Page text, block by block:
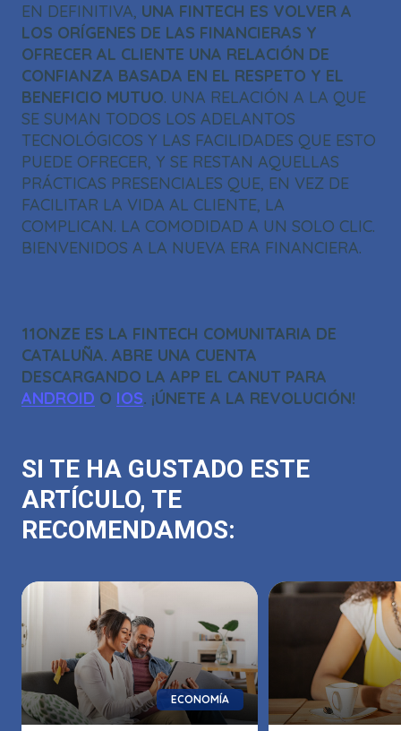
EN DEFINITIVA, UNA FINTECH ES VOLVER A
LOS ORÍGENES DE LAS FINANCIERAS Y
OFRECER AL CLIENTE UNA RELACIÓN DE
CONFIANZA BASADA EN EL RESPETO Y EL
BENEFICIO MUTUO. UNA RELACIÓN A LA QUE
SE SUMAN TODOS LOS ADELANTOS
TECNOLÓGICOS Y LAS FACILIDADES QUE ESTO
PUEDE OFRECER, Y SE RESTAN AQUELLAS
PRÁCTICAS PRESENCIALES QUE, EN VEZ DE
FACILITAR LA VIDA AL CLIENTE, LA
COMPLICAN. LA COMODIDAD A UN SOLO CLIC.
BIENVENIDOS A LA NUEVA ERA FINANCIERA.
11ONZE ES LA FINTECH COMUNITARIA DE
CATALUÑA. ABRE UNA CUENTA
DESCARGANDO LA APP EL CANUT PARA
ANDROID O IOS. ¡ÚNETE A LA REVOLUCIÓN!
SI TE HA GUSTADO ESTE
ARTÍCULO, TE
RECOMENDAMOS:
ECONOMÍA